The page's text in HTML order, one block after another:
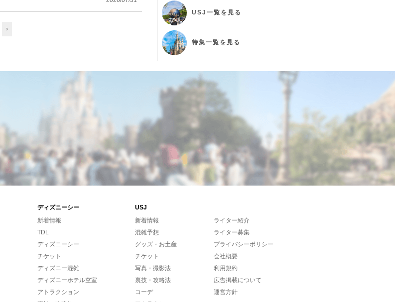
›
USJ 一覧を見る
特集一覧を見る
ディズニーシー
USJ
新着情報
TDL
ディズニーシー
チケット
ディズニー混雑
ディズニーホテル空室
アトラクション
新着情報
混雑予想
グッズ・お土産
チケット
写真・撮影法
裏技・攻略法
コーデ
ライター紹介
ライター募集
プライバシーポリシー
会社概要
利用規約
広告掲載について
運営方針